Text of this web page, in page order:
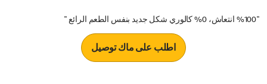
"%100 انتعاش، 0% كالوري شكل جديد بنفس الطعم الرائع "
اطلب على ماك توصيل